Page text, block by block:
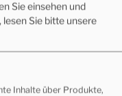
Osteopathie(30)
TAG WOLKE
1000 Tage ADE
Sie einsehen und
Sie bitte unsere
Inhalte über Produkte,